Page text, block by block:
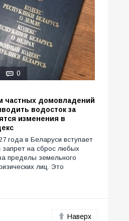
0
частных домовладений
водосток за
изменения в
года в Беларуси вступает
запрет на сброс любых
пределы земельного
лиц. Это
Наверх